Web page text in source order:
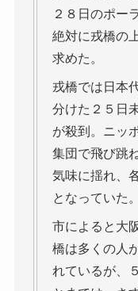
２８日のポー
絶対に戎橋の
求めた。
戎橋では日本
分けた２５日
が殺到。ニッ
集団で飛び跳
気味に揺れ、
となっていた。
市によると大
橋は多くの人
れているが、